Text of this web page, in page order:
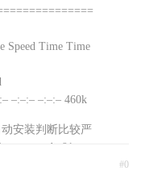
Speed Time Time
–:–:– –:–:– 460k
安装判断比较严
#0